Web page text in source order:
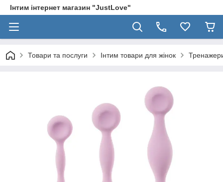
Інтим інтернет магазин "JustLove"
Товари та послуги Інтим товари для жінок